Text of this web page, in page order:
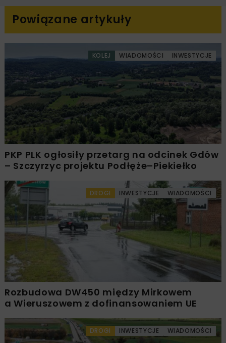
Powiązane artykuły
KOLEJ WIADOMOŚCI INWESTYCJE
PKP PLK ogłosiły przetarg na odcinek Gdów
– Szczyrzyc projektu Podłęże–Piekiełko
DROGI INWESTYCJE WIADOMOŚCI
Rozbudowa DW450 między Mirkowem
a Wieruszowem z dofinansowaniem UE
DROGI INWESTYCJE WIADOMOŚCI